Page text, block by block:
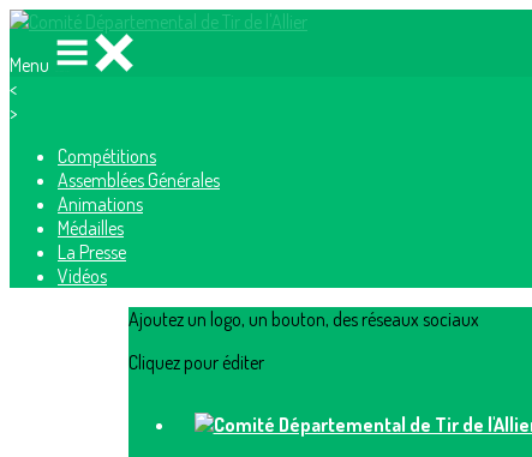
Menu
<
>
Compétitions
Assemblées Générales
Animations
Médailles
La Presse
Vidéos
Ajoutez un logo, un bouton, des réseaux sociaux
Cliquez pour éditer